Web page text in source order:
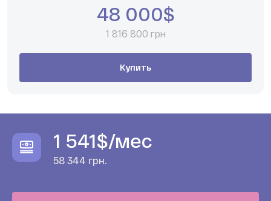
48 000$
1 816 800 грн
Купить
1 541$/мес
58 344 грн.